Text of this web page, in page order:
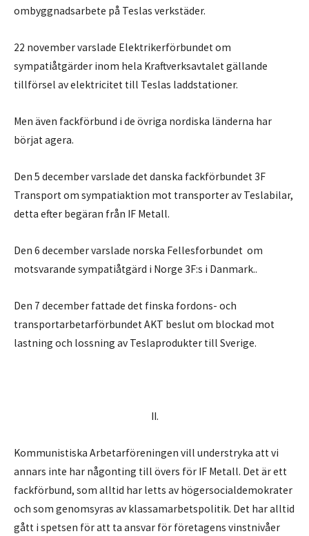
ombyggnadsarbete på Teslas verkstäder.
22 november varslade Elektrikerförbundet om
sympatiåtgärder inom hela Kraftverksavtalet gällande
tillförsel av elektricitet till Teslas laddstationer.
Men även fackförbund i de övriga nordiska länderna har
börjat agera.
Den 5 december varslade det danska fackförbundet 3F
Transport om sympatiaktion mot transporter av Teslabilar,
detta efter begäran från IF Metall.
Den 6 december varslade norska Fellesforbundet om
motsvarande sympatiåtgärd i Norge 3F:s i Danmark..
Den 7 december fattade det finska fordons- och
transportarbetarförbundet AKT beslut om blockad mot
lastning och lossning av Teslaprodukter till Sverige.
II.
Kommunistiska Arbetarföreningen vill understryka att vi
annars inte har någonting till övers för IF Metall. Det är ett
fackförbund, som alltid har letts av högersocialdemokrater
och som genomsyras av klassamarbetspolitik. Det har alltid
gått i spetsen för att ta ansvar för företagens vinstnivåer